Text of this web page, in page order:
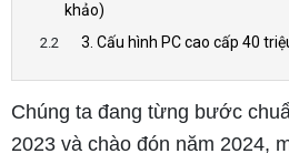
khảo)
3. Cấu hình PC cao cấp 40
Chúng ta đang từng bước
2023 và chào đón năm 2024,